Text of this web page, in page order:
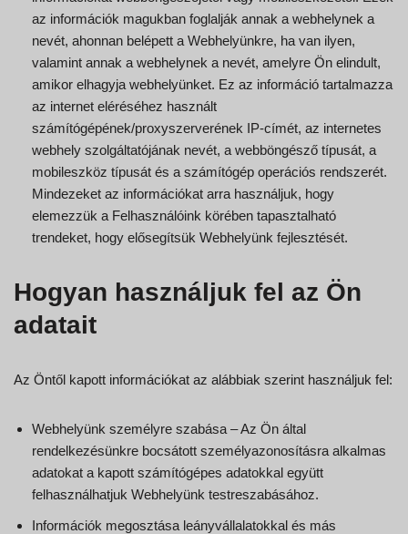
az információk magukban foglalják annak a webhelynek a
nevét, ahonnan belépett a Webhelyünkre, ha van ilyen,
valamint annak a webhelynek a nevét, amelyre Ön elindult,
amikor elhagyja webhelyünket. Ez az információ tartalmazza
az internet eléréséhez használt
számítógépének/proxyszerverének IP-címét, az internetes
webhely szolgáltatójának nevét, a webböngésző típusát, a
mobileszköz típusát és a számítógép operációs rendszerét.
Mindezeket az információkat arra használjuk, hogy
elemezzük a Felhasználóink körében tapasztalható
trendeket, hogy elősegítsük Webhelyünk fejlesztését.
Hogyan használjuk fel az Ön
adatait
Az Öntől kapott információkat az alábbiak szerint használjuk fel:
Webhelyünk személyre szabása – Az Ön által
rendelkezésünkre bocsátott személyazonosításra alkalmas
adatokat a kapott számítógépes adatokkal együtt
felhasználhatjuk Webhelyünk testreszabásához.
Információk megosztása leányvállalatokkal és más